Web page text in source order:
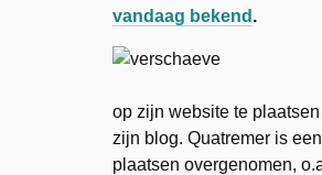
vandaag bekend .
op zijn website te
zijn blog. Quatremer is
plaatsen overgenomen,